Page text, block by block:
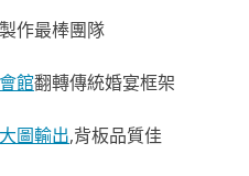
製作最棒團隊
館翻轉傳統婚宴框架
圖輸出,背板品質佳